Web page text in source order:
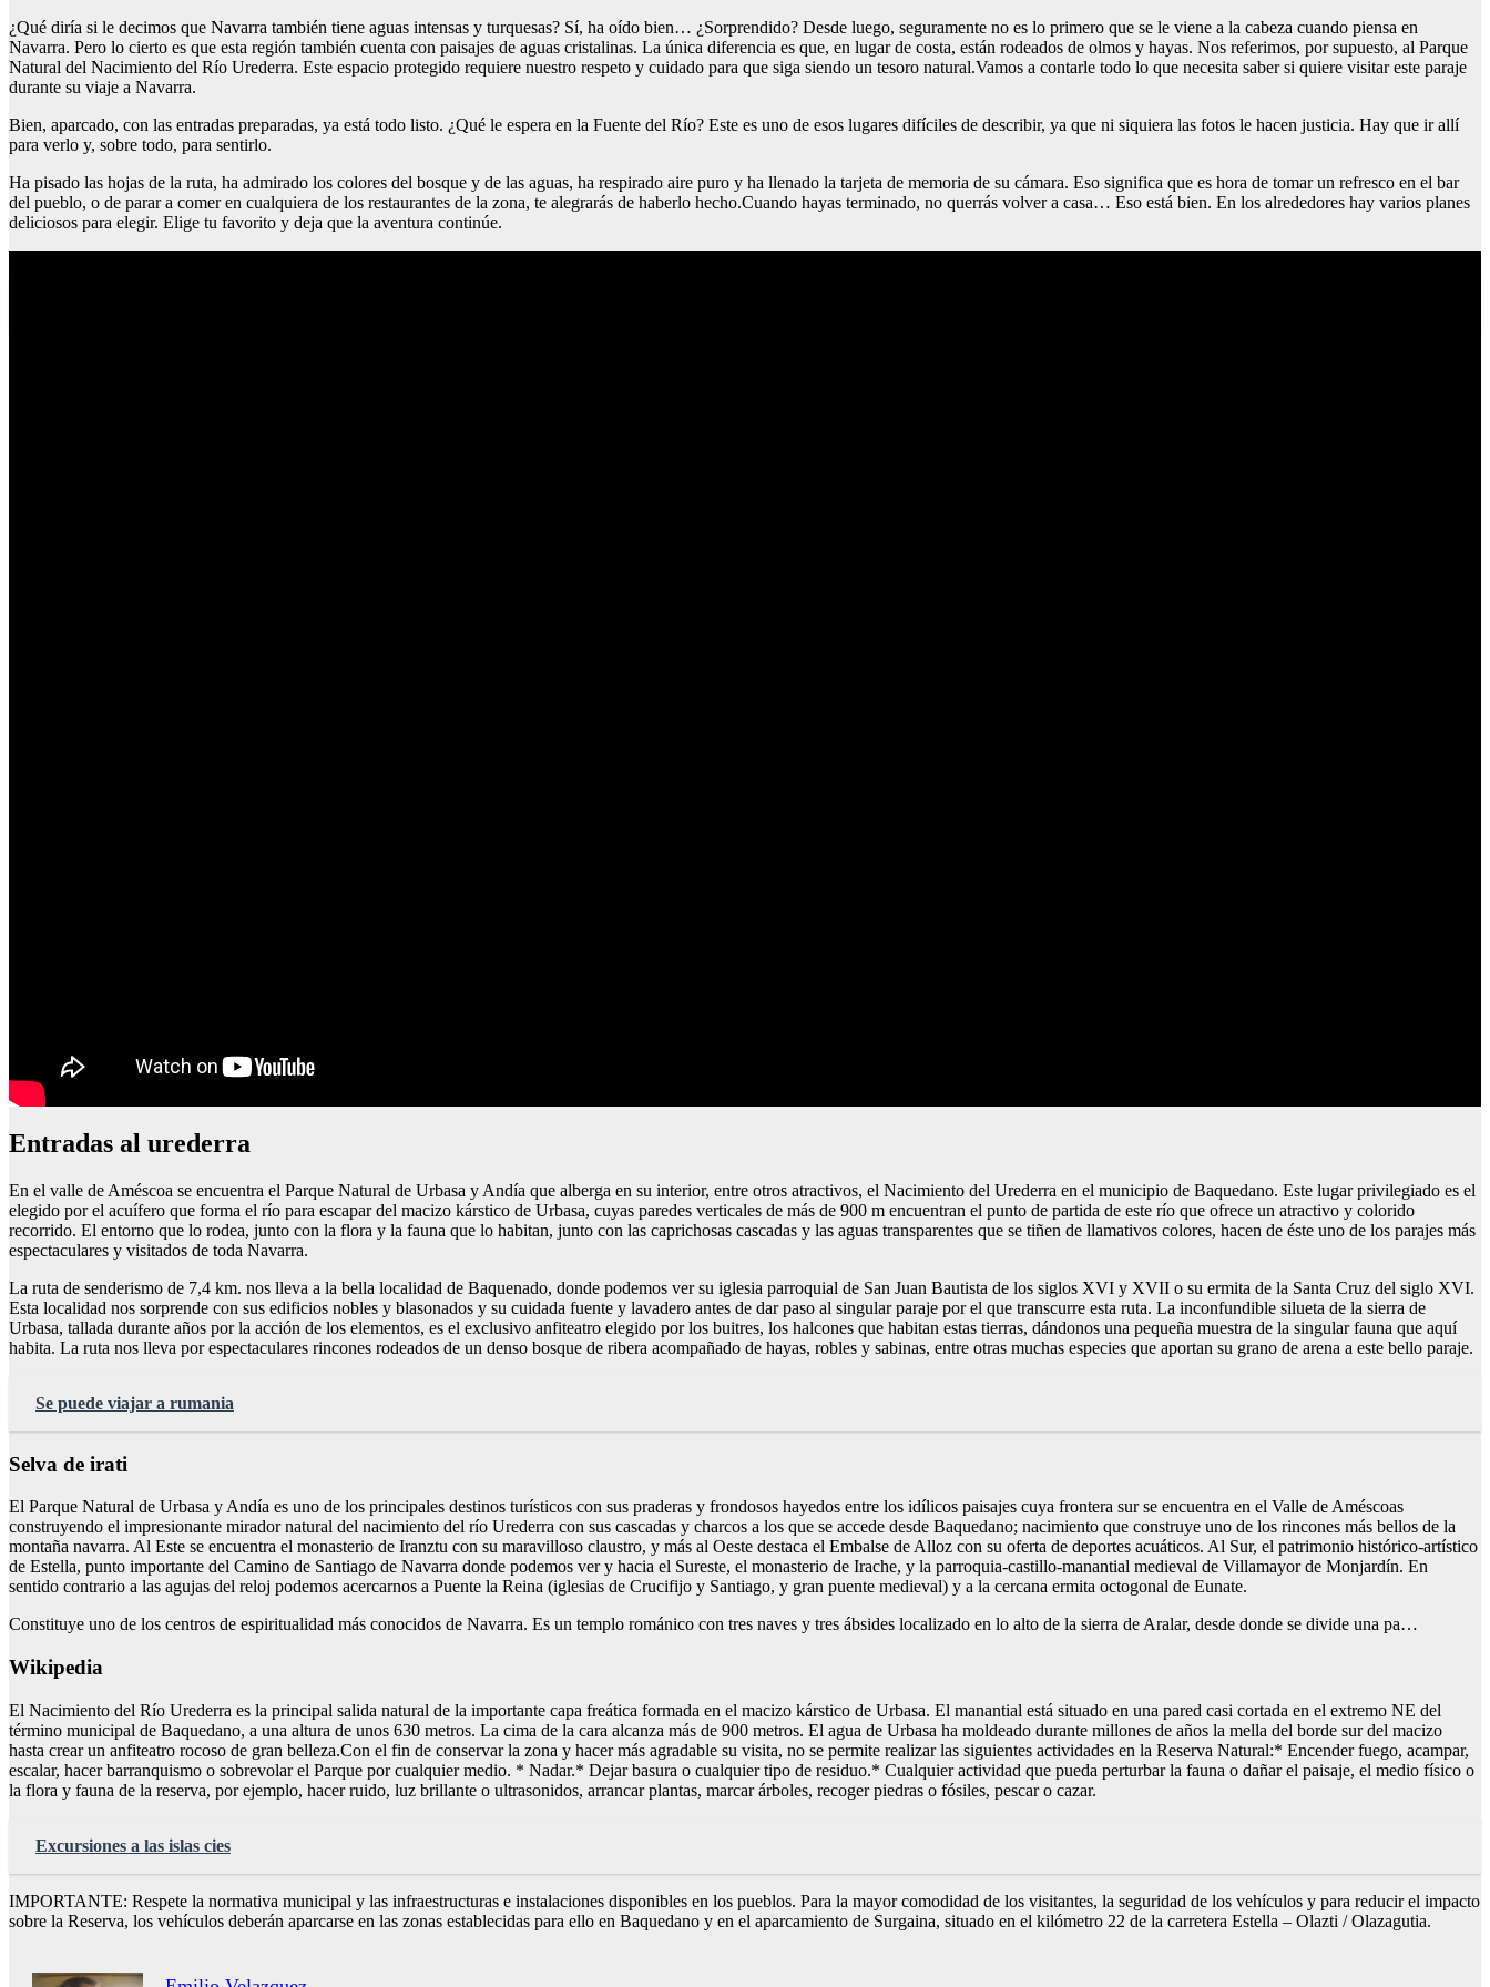
¿Qué diría si le decimos que Navarra también tiene aguas intensas y turquesas? Sí, ha oído bien… ¿Sorprendido? Desde luego, seguramente no es lo primero que se le viene a la cabeza cuando piensa en
Navarra. Pero lo cierto es que esta región también cuenta con paisajes de aguas cristalinas. La única diferencia es que, en lugar de costa, están rodeados de olmos y hayas. Nos referimos, por supuesto, al Parque
Natural del Nacimiento del Río Urederra. Este espacio protegido requiere nuestro respeto y cuidado para que siga siendo un tesoro natural.Vamos a contarle todo lo que necesita saber si quiere visitar este paraje
durante su viaje a Navarra.
Bien, aparcado, con las entradas preparadas, ya está todo listo. ¿Qué le espera en la Fuente del Río? Este es uno de esos lugares difíciles de describir, ya que ni siquiera las fotos le hacen justicia. Hay que ir allí
para verlo y, sobre todo, para sentirlo.
Ha pisado las hojas de la ruta, ha admirado los colores del bosque y de las aguas, ha respirado aire puro y ha llenado la tarjeta de memoria de su cámara. Eso significa que es hora de tomar un refresco en el bar
del pueblo, o de parar a comer en cualquiera de los restaurantes de la zona, te alegrarás de haberlo hecho.Cuando hayas terminado, no querrás volver a casa… Eso está bien. En los alrededores hay varios planes
deliciosos para elegir. Elige tu favorito y deja que la aventura continúe.
Entradas al urederra
En el valle de Améscoa se encuentra el Parque Natural de Urbasa y Andía que alberga en su interior, entre otros atractivos, el Nacimiento del Urederra en el municipio de Baquedano. Este lugar privilegiado es el
elegido por el acuífero que forma el río para escapar del macizo kárstico de Urbasa, cuyas paredes verticales de más de 900 m encuentran el punto de partida de este río que ofrece un atractivo y colorido
recorrido. El entorno que lo rodea, junto con la flora y la fauna que lo habitan, junto con las caprichosas cascadas y las aguas transparentes que se tiñen de llamativos colores, hacen de éste uno de los parajes más
espectaculares y visitados de toda Navarra.
La ruta de senderismo de 7,4 km. nos lleva a la bella localidad de Baquenado, donde podemos ver su iglesia parroquial de San Juan Bautista de los siglos XVI y XVII o su ermita de la Santa Cruz del siglo XVI.
Esta localidad nos sorprende con sus edificios nobles y blasonados y su cuidada fuente y lavadero antes de dar paso al singular paraje por el que transcurre esta ruta. La inconfundible silueta de la sierra de
Urbasa, tallada durante años por la acción de los elementos, es el exclusivo anfiteatro elegido por los buitres, los halcones que habitan estas tierras, dándonos una pequeña muestra de la singular fauna que aquí
habita. La ruta nos lleva por espectaculares rincones rodeados de un denso bosque de ribera acompañado de hayas, robles y sabinas, entre otras muchas especies que aportan su grano de arena a este bello paraje.
Se puede viajar a rumania
Selva de irati
El Parque Natural de Urbasa y Andía es uno de los principales destinos turísticos con sus praderas y frondosos hayedos entre los idílicos paisajes cuya frontera sur se encuentra en el Valle de Améscoas
construyendo el impresionante mirador natural del nacimiento del río Urederra con sus cascadas y charcos a los que se accede desde Baquedano; nacimiento que construye uno de los rincones más bellos de la
montaña navarra. Al Este se encuentra el monasterio de Iranztu con su maravilloso claustro, y más al Oeste destaca el Embalse de Alloz con su oferta de deportes acuáticos. Al Sur, el patrimonio histórico-artístico
de Estella, punto importante del Camino de Santiago de Navarra donde podemos ver y hacia el Sureste, el monasterio de Irache, y la parroquia-castillo-manantial medieval de Villamayor de Monjardín. En
sentido contrario a las agujas del reloj podemos acercarnos a Puente la Reina (iglesias de Crucifijo y Santiago, y gran puente medieval) y a la cercana ermita octogonal de Eunate.
Constituye uno de los centros de espiritualidad más conocidos de Navarra. Es un templo románico con tres naves y tres ábsides localizado en lo alto de la sierra de Aralar, desde donde se divide una pa…
Wikipedia
El Nacimiento del Río Urederra es la principal salida natural de la importante capa freática formada en el macizo kárstico de Urbasa. El manantial está situado en una pared casi cortada en el extremo NE del
término municipal de Baquedano, a una altura de unos 630 metros. La cima de la cara alcanza más de 900 metros. El agua de Urbasa ha moldeado durante millones de años la mella del borde sur del macizo
hasta crear un anfiteatro rocoso de gran belleza.Con el fin de conservar la zona y hacer más agradable su visita, no se permite realizar las siguientes actividades en la Reserva Natural:* Encender fuego, acampar,
escalar, hacer barranquismo o sobrevolar el Parque por cualquier medio. * Nadar.* Dejar basura o cualquier tipo de residuo.* Cualquier actividad que pueda perturbar la fauna o dañar el paisaje, el medio físico o
la flora y fauna de la reserva, por ejemplo, hacer ruido, luz brillante o ultrasonidos, arrancar plantas, marcar árboles, recoger piedras o fósiles, pescar o cazar.
Excursiones a las islas cies
IMPORTANTE: Respete la normativa municipal y las infraestructuras e instalaciones disponibles en los pueblos. Para la mayor comodidad de los visitantes, la seguridad de los vehículos y para reducir el impacto
sobre la Reserva, los vehículos deberán aparcarse en las zonas establecidas para ello en Baquedano y en el aparcamiento de Surgaina, situado en el kilómetro 22 de la carretera Estella – Olazti / Olazagutia.